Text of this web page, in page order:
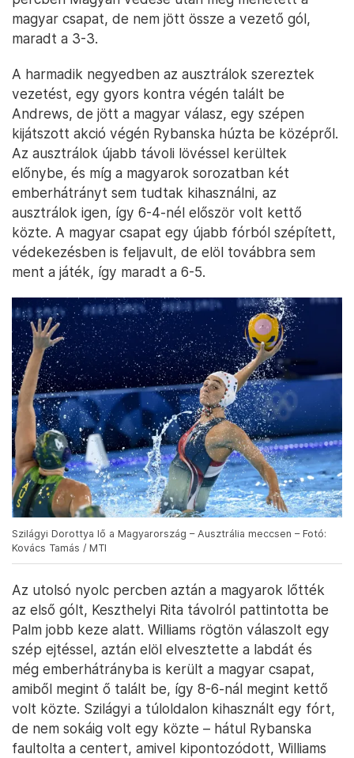
magyar csapat, de nem jött össze a vezető gól,
maradt a 3-3.
A harmadik negyedben az ausztrálok szereztek
vezetést, egy gyors kontra végén talált be
Andrews, de jött a magyar válasz, egy szépen
kijátszott akció végén Rybanska húzta be középről.
Az ausztrálok újabb távoli lövéssel kerültek
előnybe, és míg a magyarok sorozatban két
emberhátrányt sem tudtak kihasználni, az
ausztrálok igen, így 6-4-nél először volt kettő
közte. A magyar csapat egy újabb fórból szépített,
védekezésben is feljavult, de elöl továbbra sem
ment a játék, így maradt a 6-5.
Szilágyi Dorottya lő a Magyarország – Ausztrália meccsen – Fotó:
Kovács Tamás / MTI
Az utolsó nyolc percben aztán a magyarok lőtték
az első gólt, Keszthelyi Rita távolról pattintotta be
Palm jobb keze alatt. Williams rögtön válaszolt egy
szép ejtéssel, aztán elöl elvesztette a labdát és
még emberhátrányba is került a magyar csapat,
amiből megint ő talált be, így 8-6-nál megint kettő
volt közte. Szilágyi a túloldalon kihasznált egy fórt,
de nem sokáig volt egy közte – hátul Rybanska
faultolta a centert, amivel kipontozódott, Williams